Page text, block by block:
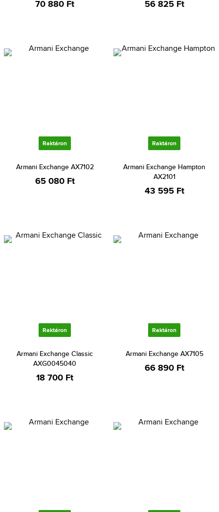
70 880 Ft 56 825 Ft
Raktáron
Armani Exchange AX7102
65 080 Ft
Raktáron
Armani Exchange Hampton
AX2101
43 595 Ft
Raktáron
Armani Exchange Classic
AXG0045040
18 700 Ft
Raktáron
Armani Exchange AX7105
66 890 Ft